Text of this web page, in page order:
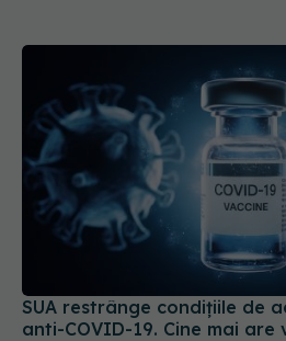
SUA restrânge condiţiile de
anti-COVID-19. Cine mai are